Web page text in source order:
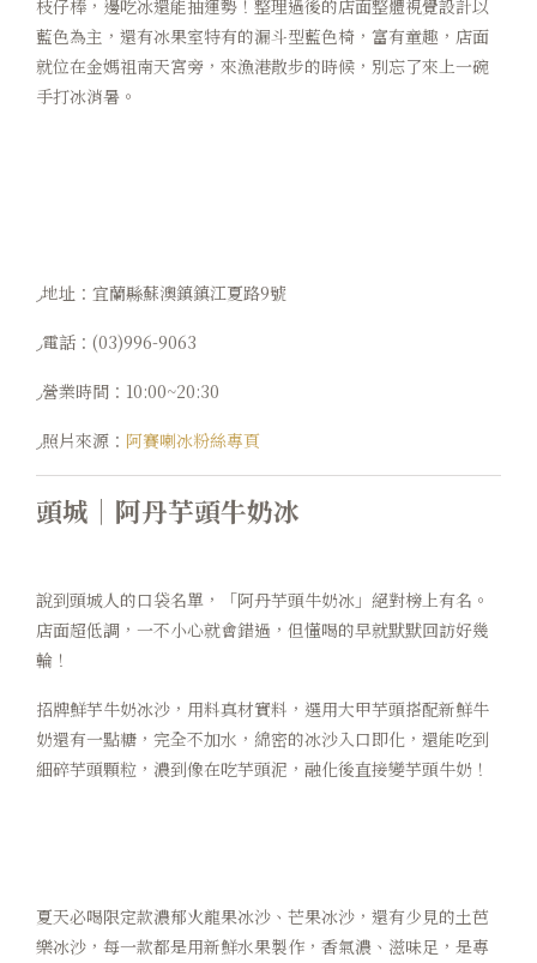
枝仔棒，邊吃冰還能抽運勢！整理過後的店面整體視覺設計以
藍色為主，還有冰果室特有的漏斗型藍色椅，富有童趣，店面
就位在金媽祖南天宮旁，來漁港散步的時候，別忘了來上一碗
手打冰消暑。
◞地址：宜蘭縣蘇澳鎮鎮江夏路9號
◞電話：(03)996-9063
◞營業時間：10:00~20:30
◞照片來源： 阿賽喇冰粉絲專頁
頭城｜阿丹芋頭牛奶冰
說到頭城人的口袋名單，「阿丹芋頭牛奶冰」絕對榜上有名。
店面超低調，一不小心就會錯過，但懂喝的早就默默回訪好幾
輪！
招牌鮮芋牛奶冰沙，用料真材實料，選用大甲芋頭搭配新鮮牛
奶還有一點糖，完全不加水，綿密的冰沙入口即化，還能吃到
細碎芋頭顆粒，濃到像在吃芋頭泥，融化後直接變芋頭牛奶！
夏天必喝限定款濃郁火龍果冰沙、芒果冰沙，還有少見的土芭
樂冰沙，每一款都是用新鮮水果製作，香氣濃、滋味足，是專